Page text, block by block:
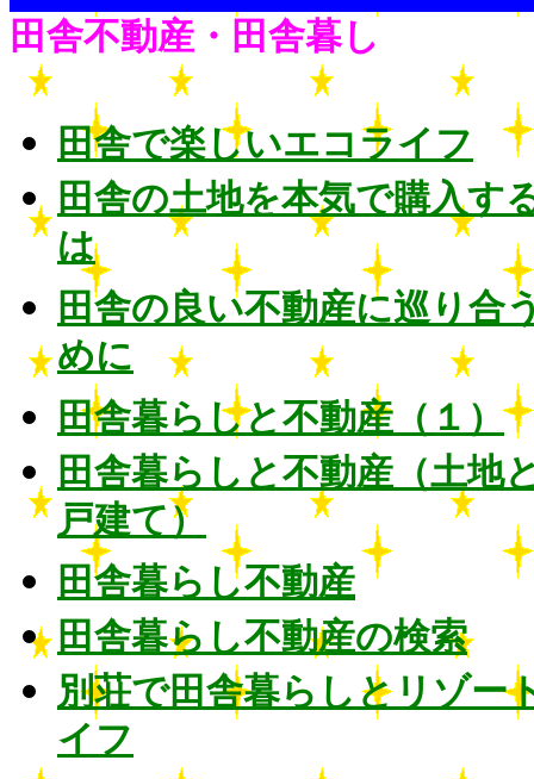
田舎不動産・田舎暮し
田舎で楽しいエコライフ
田舎の土地を本気で購入す
は
田舎の良い不動産に巡り合
めに
田舎暮らしと不動産（１）
田舎暮らしと不動産（土地
戸建て）
田舎暮らし不動産
田舎暮らし不動産の検索
別荘で田舎暮らしとリゾー
イフ